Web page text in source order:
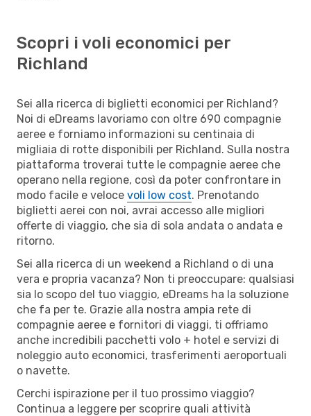
Scopri i voli economici per
Richland
Sei alla ricerca di biglietti economici per Richland?
Noi di eDreams lavoriamo con oltre 690 compagnie
aeree e forniamo informazioni su centinaia di
migliaia di rotte disponibili per Richland. Sulla nostra
piattaforma troverai tutte le compagnie aeree che
operano nella regione, così da poter confrontare in
modo facile e veloce voli low cost. Prenotando
biglietti aerei con noi, avrai accesso alle migliori
offerte di viaggio, che sia di sola andata o andata e
ritorno.
Sei alla ricerca di un weekend a Richland o di una
vera e propria vacanza? Non ti preoccupare: qualsiasi
sia lo scopo del tuo viaggio, eDreams ha la soluzione
che fa per te. Grazie alla nostra ampia rete di
compagnie aeree e fornitori di viaggi, ti offriamo
anche incredibili pacchetti volo + hotel e servizi di
noleggio auto economici, trasferimenti aeroportuali
o navette.
Cerchi ispirazione per il tuo prossimo viaggio?
Continua a leggere per scoprire quali attività